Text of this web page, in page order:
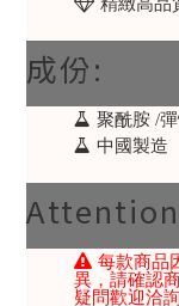
成份:
聚酰胺 /
中國製造
Attention
每款商品
異，請確認
疑問歡迎洽